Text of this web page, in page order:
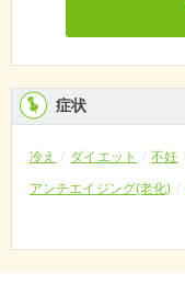
症状
冷え ダイエット 不妊
アンチエイジング(老化)